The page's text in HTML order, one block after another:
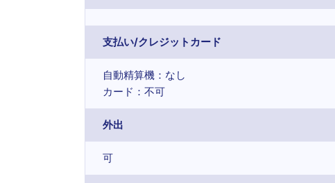
支払い/クレジットカード
自動精算機：なし
カード：不可
外出
可